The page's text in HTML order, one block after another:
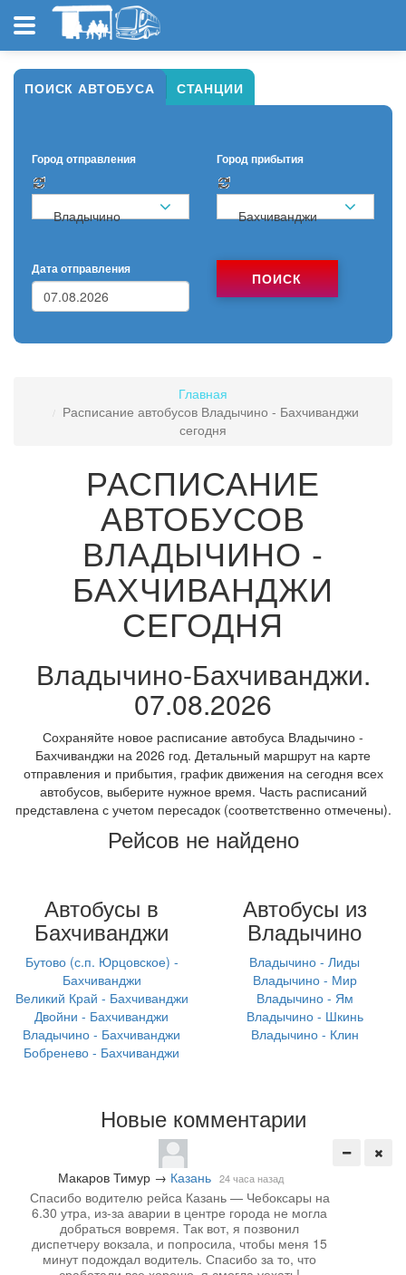
ПОИСК АВТОБУСА СТАНЦИИ
Город отправления
Владычино
Город прибытия
Бахчиванджи
Дата отправления
ПОИСК
Главная
Расписание автобусов Владычино - Бахчиванджи
сегодня
РАСПИСАНИЕ
АВТОБУСОВ
ВЛАДЫЧИНО -
БАХЧИВАНДЖИ
СЕГОДНЯ
Владычино-Бахчиванджи.
07.08.2026
Сохраняйте новое расписание автобуса Владычино -
Бахчиванджи на 2026 год. Детальный маршрут на карте
отправления и прибытия, график движения на сегодня всех
автобусов, выберите нужное время. Часть расписаний
представлена с учетом пересадок (соответственно отмечены).
Рейсов не найдено
Автобусы в
Бахчиванджи
Бутово (с.п. Юрцовское) -
Бахчиванджи
Великий Край - Бахчиванджи
Двойни - Бахчиванджи
Владычино - Бахчиванджи
Бобренево - Бахчиванджи
Автобусы из
Владычино
Владычино - Лиды
Владычино - Мир
Владычино - Ям
Владычино - Шкинь
Владычино - Клин
Новые комментарии
Макаров Тимур → Казань 24 часа назад
Спасибо водителю рейса Казань — Чебоксары на
6.30 утра, из-за аварии в центре города не могла
добраться вовремя. Так вот, я позвонил
диспетчеру вокзала, и попросила, чтобы меня 15
минут подождал водитель. Спасибо за то, что